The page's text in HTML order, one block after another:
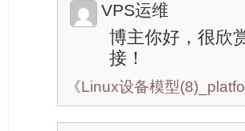
VPS运维
博主你好，很欣
接！
《Linux设备模型